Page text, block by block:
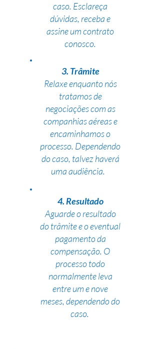
caso. Esclareça
dúvidas, receba e
assine um contrato
conosco.
3. Trâmite
Relaxe enquanto nós
tratamos de
negociações com as
companhias aéreas e
encaminhamos o
processo. Dependendo
do caso, talvez haverá
uma audiência.
4. Resultado
Aguarde o resultado
do trâmite e o eventual
pagamento da
compensação. O
processo todo
normalmente leva
entre um e nove
meses, dependendo do
caso.